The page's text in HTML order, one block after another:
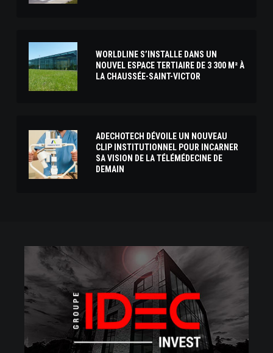
WORLDLINE S’INSTALLE DANS UN
NOUVEL ESPACE TERTIAIRE DE 3 300 M² À
LA CHAUSSÉE-SAINT-VICTOR
ADECHOTECH DÉVOILE UN NOUVEAU
CLIP INSTITUTIONNEL POUR INCARNER
SA VISION DE LA TÉLÉMÉDECINE DE
DEMAIN